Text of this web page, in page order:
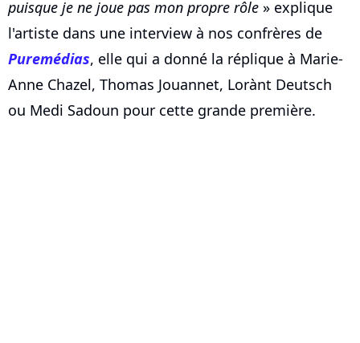
puisque je ne joue pas mon propre rôle » explique
l'artiste dans une interview à nos confrères de
Puremédias, elle qui a donné la réplique à Marie-
Anne Chazel, Thomas Jouannet, Lorànt Deutsch
ou Medi Sadoun pour cette grande première.